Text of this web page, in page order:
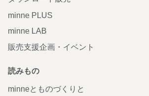
minne PLUS
minne LAB
販売支援企画・イベント
読みもの
minneとものづくりと